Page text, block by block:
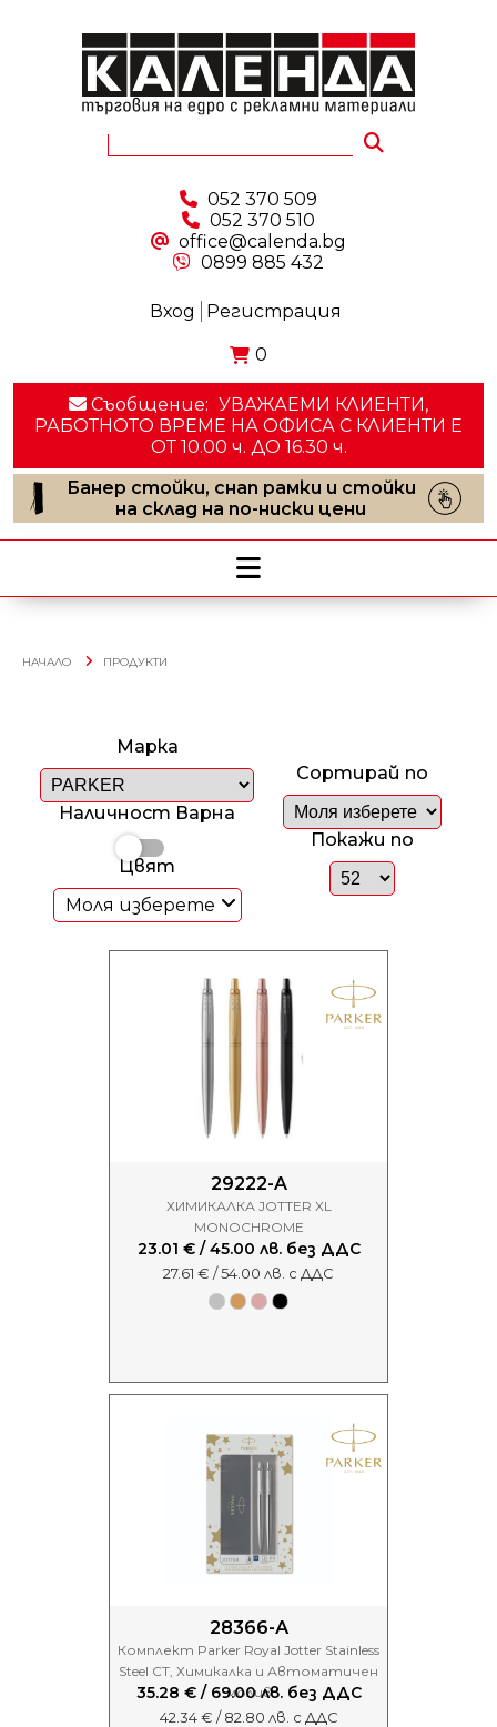
052 370 509
052 370 510
office@calenda.bg
0899 885 432
Вход Регистрация
0
Съобщение: УВАЖАЕМИ КЛИЕНТИ,
РАБОТНОТО ВРЕМЕ НА ОФИСА С КЛИЕНТИ E
ОТ 10.00 ч. ДО 16.30 ч.
Банер стойки, снап рамки и стойки
на склад на по-ниски цени
НАЧАЛО ПРОДУКТИ
Марка
Наличност Варна
Цвят
Моля изберете
Сортирай по
Покажи по
29222-A
ХИМИКАЛКА JOTTER XL
MONOCHROME
23.01 € / 45.00 лв. без ДДС
27.61 € / 54.00 лв. с ДДС
28366-А
Комплект Parker Royal Jotter Stainless
Steel CT, Химикалка и Автоматичен
молив
35.28 € / 69.00 лв. без ДДС
42.34 € / 82.80 лв. с ДДС